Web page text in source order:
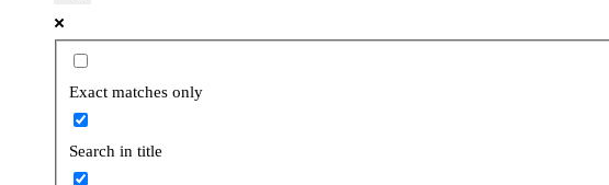
Exact matches only
Search in title